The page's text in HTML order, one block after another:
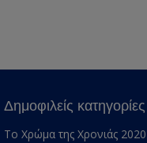
Δημοφιλείς κατηγορίες
Το Χρώμα της Χρονιάς 2020